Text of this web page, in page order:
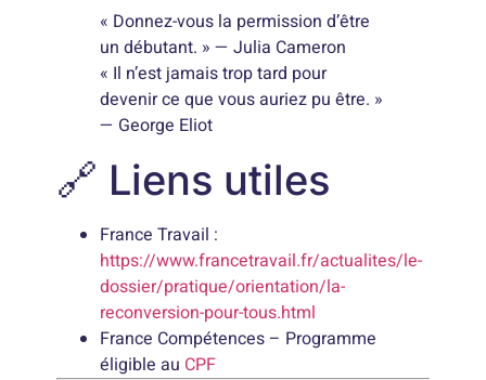
« Donnez-vous la permission d’être
un débutant. » — Julia Cameron
« Il n’est jamais trop tard pour
devenir ce que vous auriez pu être. »
— George Eliot
🔗 Liens utiles
France Travail :
https://www.francetravail.fr/actualites/le-
dossier/pratique/orientation/la-
reconversion-pour-tous.html
France Compétences – Programme
éligible au CPF